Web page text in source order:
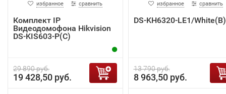
избранное сравнить
Комплект IP
Видеодомофона Hikvision
DS-KIS603-P(C)
29 890 руб.
19 428,50 руб.
избранное сравнить
DS-KH6320-LE1/White(B)
13 790 руб.
8 963,50 руб.